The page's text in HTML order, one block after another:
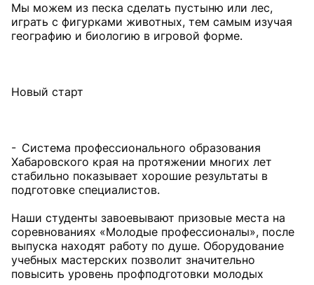
Мы можем из песка сделать пустыню или лес,
играть с фигурками животных, тем самым изучая
географию и биологию в игровой форме.
Новый старт
- Система профессионального образования
Хабаровского края на протяжении многих лет
стабильно показывает хорошие результаты в
подготовке специалистов.
Наши студенты завоевывают призовые места на
соревнованиях «Молодые профессионалы», после
выпуска находят работу по душе. Оборудование
учебных мастерских позволит значительно
повысить уровень профподготовки молодых